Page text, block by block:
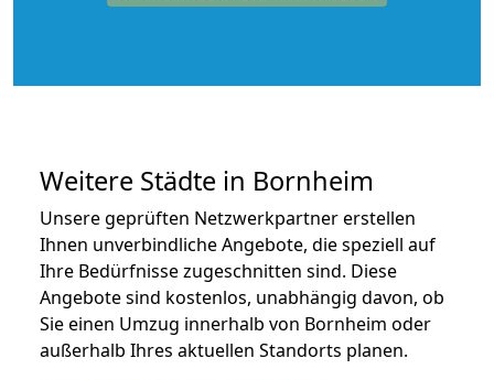
Weitere Städte in Bornheim
Unsere geprüften Netzwerkpartner erstellen
Ihnen unverbindliche Angebote, die speziell auf
Ihre Bedürfnisse zugeschnitten sind. Diese
Angebote sind kostenlos, unabhängig davon, ob
Sie einen Umzug innerhalb von Bornheim oder
außerhalb Ihres aktuellen Standorts planen.